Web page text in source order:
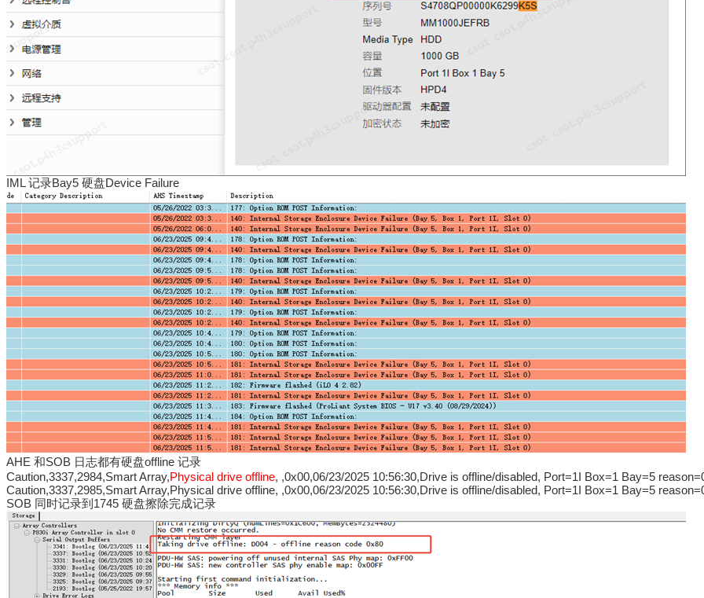
IML 记录Bay5 硬盘Device Failure
AHE 和SOB 日志都有硬盘offline 记录
Caution,3337,2984,Smart Array,Physical drive offline, ,0x00,06/23/2025 10:56:30,Drive is offline/disabled, Port=1I Box=1 Bay=5
Caution,3337,2985,Smart Array,Physical drive offline, ,0x00,06/23/2025 10:56:30,Drive is offline/disabled, Port=1I Box=1 Bay=5
SOB 同时记录到 1745 硬盘擦除完成记录